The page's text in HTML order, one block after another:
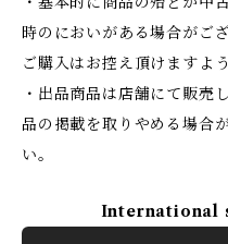
時のにおいがある場合がご
ご購入はお控え頂けますよ
・出品商品は店舗にて販売
品の掲載を取りやめる場合
い。
International